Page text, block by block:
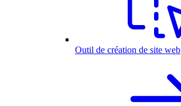
Outil de création de site web